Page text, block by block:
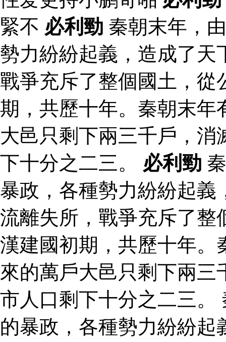
緊不 必利勁 秦朝末年，
勢力紛紛起義，造成了天
戰爭充斥了整個國土，從
期，共歷十年。秦朝末年
大邑只剩下兩三千戶，
下十分之二三。 必利勁
暴政，各種勢力紛紛起義
流離失所，戰爭充斥了整
漢建國初期，共歷十年。
來的萬戶大邑只剩下兩
市人口剩下十分之二三。
的暴政，各種勢力紛紛